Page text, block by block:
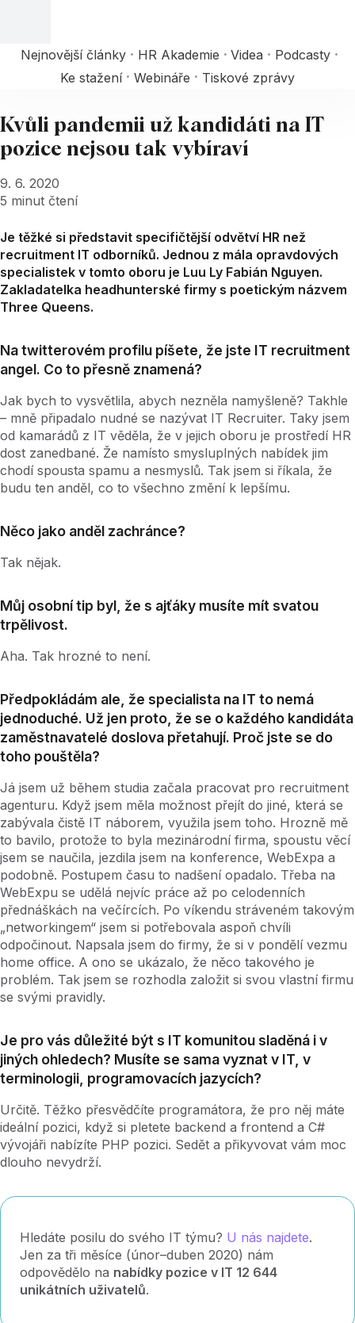
Nejnovější články HR Akademie Videa
Podcasty
Ke stažení
Webináře Tiskové zprávy
Kvůli pandemii už kandidáti na IT
pozice nejsou tak vybíraví
9. 6. 2020
5 minut čtení
Je těžké si představit specifičtější odvětví HR než
recruitment IT odborníků. Jednou z mála opravdových
specialistek v tomto oboru je Luu Ly Fabián Nguyen.
Zakladatelka headhunterské firmy s poetickým názvem
Three Queens.
Na twitterovém profilu píšete, že jste IT recruitment
angel. Co to přesně znamená?
Jak bych to vysvětlila, abych nezněla namyšleně? Takhle
– mně připadalo nudné se nazývat IT Recruiter. Taky jsem
od kamarádů z IT věděla, že v jejich oboru je prostředí HR
dost zanedbané. Že namísto smysluplných nabídek jim
chodí spousta spamu a nesmyslů. Tak jsem si říkala, že
budu ten anděl, co to všechno změní k lepšímu.
Něco jako anděl zachránce?
Tak nějak.
Můj osobní tip byl, že s ajťáky musíte mít svatou
trpělivost.
Aha. Tak hrozné to není.
Předpokládám ale, že specialista na IT to nemá
jednoduché. Už jen proto, že se o každého kandidáta
zaměstnavatelé doslova přetahují. Proč jste se do
toho pouštěla?
Já jsem už během studia začala pracovat pro recruitment
agenturu. Když jsem měla možnost přejít do jiné, která se
zabývala čistě IT náborem, využila jsem toho. Hrozně mě
to bavilo, protože to byla mezinárodní firma, spoustu věcí
jsem se naučila, jezdila jsem na konference, WebExpa a
podobně. Postupem času to nadšení opadalo. Třeba na
WebExpu se udělá nejvíc práce až po celodenních
přednáškách na večírcích. Po víkendu stráveném takovým
„networkingem“ jsem si potřebovala aspoň chvíli
odpočinout. Napsala jsem do firmy, že si v pondělí vezmu
home office. A ono se ukázalo, že něco takového je
problém. Tak jsem se rozhodla založit si svou vlastní firmu
se svými pravidly.
Je pro vás důležité být s IT komunitou sladěná i v
jiných ohledech? Musíte se sama vyznat v IT, v
terminologii, programovacích jazycích?
Určitě. Těžko přesvědčíte programátora, že pro něj máte
ideální pozici, když si pletete backend a frontend a C#
vývojáři nabízíte PHP pozici. Sedět a přikyvovat vám moc
dlouho nevydrží.
Hledáte posilu do svého IT týmu? U nás najdete.
Jen za tři měsíce (únor–duben 2020) nám
odpovědělo na nabídky pozice v IT 12 644
unikátních uživatelů.